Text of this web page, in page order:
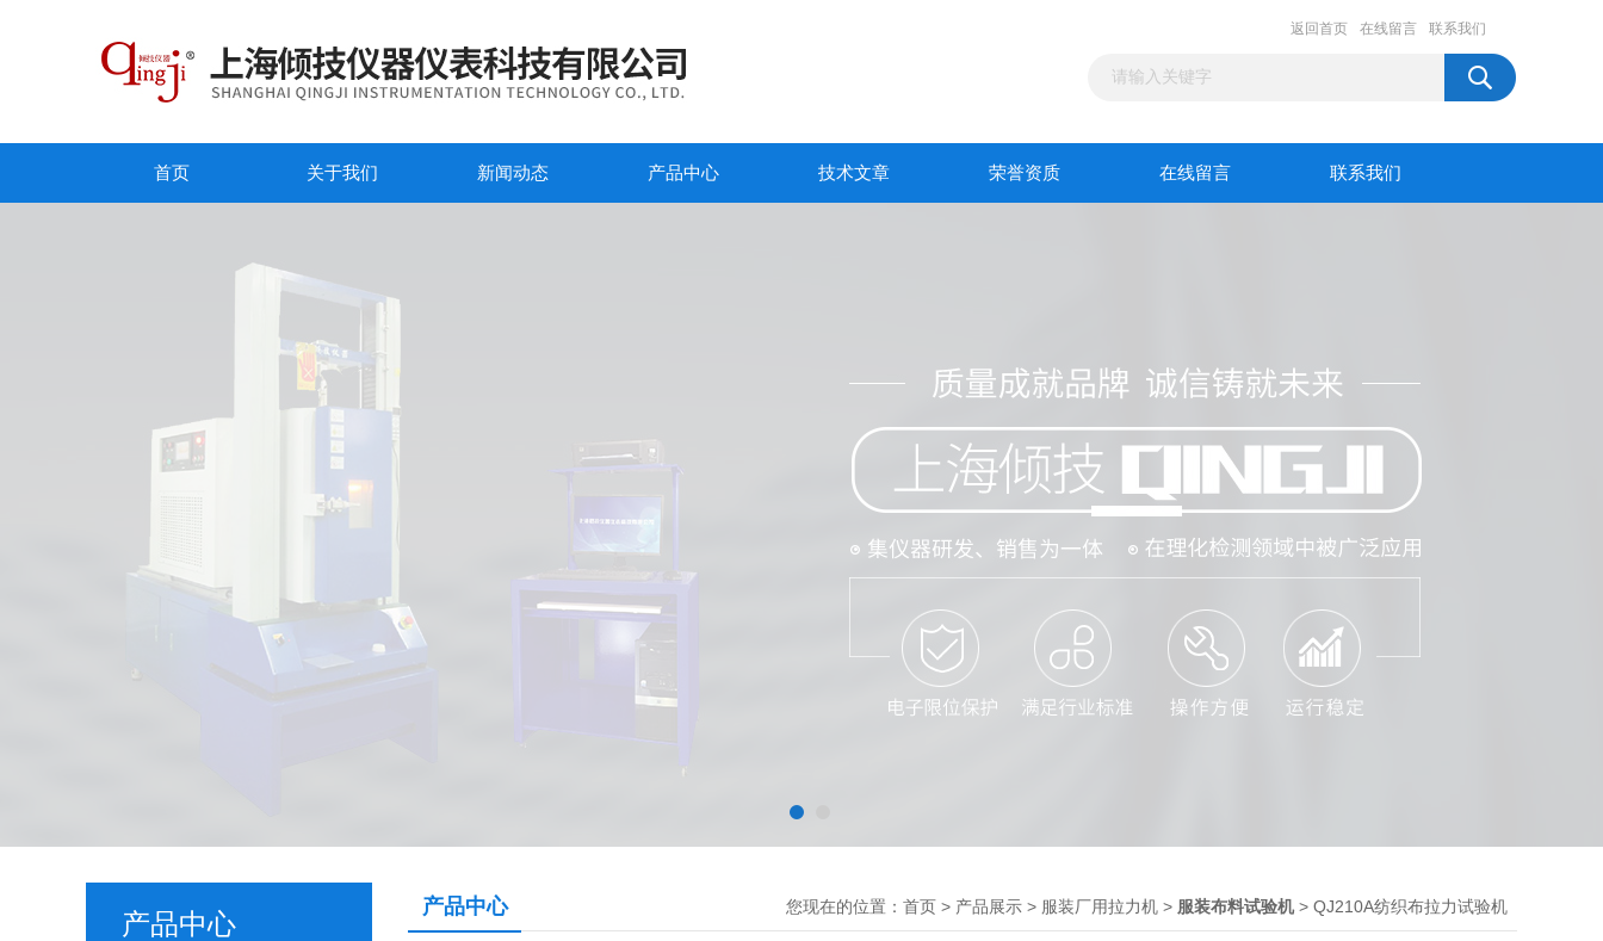
返回首页 在线留言 联系我们
首页 关于我们 新闻动态 产品中心 技术文章 荣誉资质 在线留言 联系我们
产品中心
产品中心 您现在的位置： 首页 > 产品展示 > 服装厂用拉力机 > 服装布料试验机> QJ210A纺织布拉力试验机